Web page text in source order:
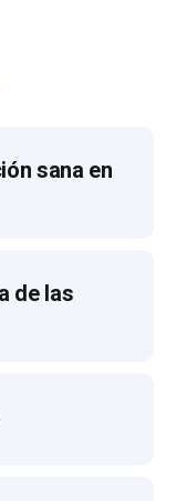
sana en
de las